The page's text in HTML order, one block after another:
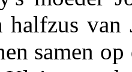
halfzus
samen